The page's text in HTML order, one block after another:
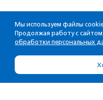
Мы используем файлы
Продолжая работу с
обработки персональных